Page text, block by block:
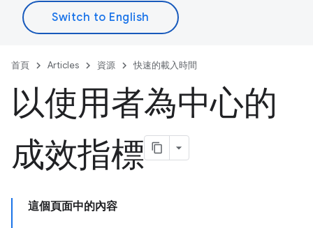
首頁 Articles 資源 快速的載入時間
以使用者為中心的
成效指標
這個頁面中的內容